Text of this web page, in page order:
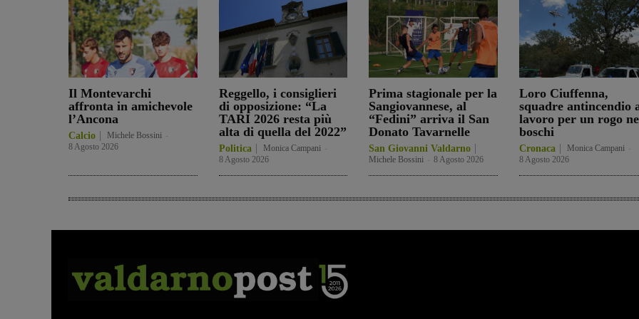
Il Montevarchi
affronta in amichevole
l’Ancona
Calcio Michele Bossini
8 Agosto 2026
Reggello, i consiglieri
di opposizione: “La
TARI 2026 resta più
alta di quella del 2022”
Politica Monica Campani
8 Agosto 2026
Prima stagionale per la
Sangiovannese, al
“Fedini” arriva il San
Donato Tavarnelle
San Giovanni Valdarno
Michele Bossini 8 Agosto 2026
Loro Ciuffenna,
squadre antincendio
lavoro per un rogo
boschi
Cronaca Monica Campani
8 Agosto 2026